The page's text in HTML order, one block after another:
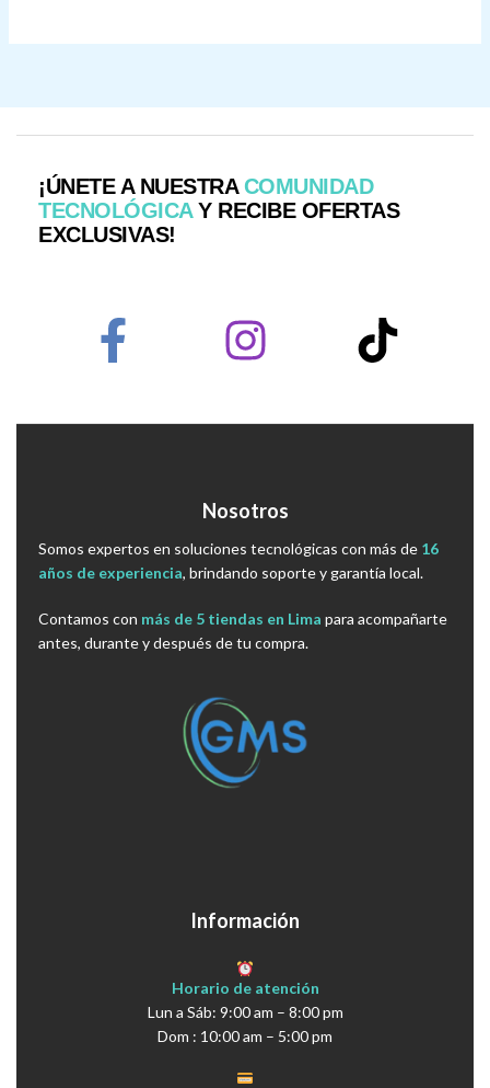
¡ÚNETE A NUESTRACOMUNIDAD
TECNOLÓGICAY RECIBE OFERTAS
EXCLUSIVAS!
Nosotros
Somos expertos en soluciones tecnológicas con más de 16
años de experiencia, brindando soporte y garantía local.
Contamos con más de 5 tiendas en Lima para acompañarte
antes, durante y después de tu compra.
Información
Horario de atención
Lun a Sáb: 9:00 am – 8:00 pm
Dom : 10:00 am – 5:00 pm